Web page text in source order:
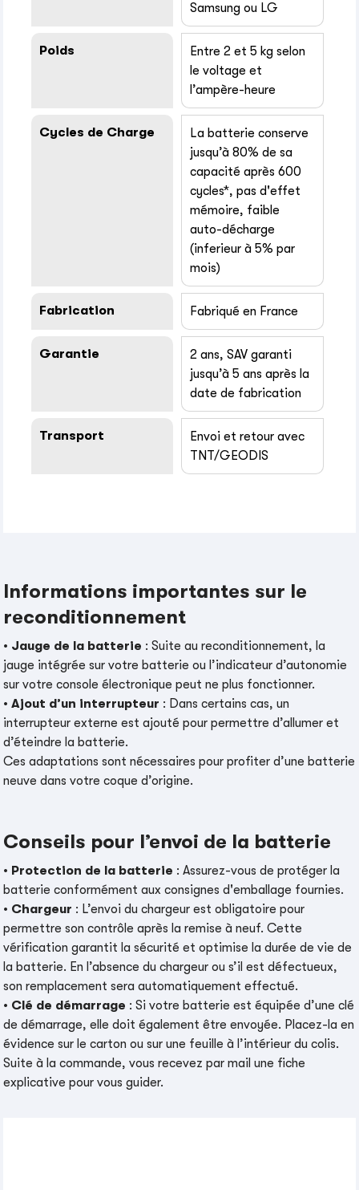
Samsung ou LG
Poids
Entre 2 et 5 kg selon
le voltage et
l’ampère-heure
Cycles de Charge
La batterie conserve
jusqu’à 80% de sa
capacité après 600
cycles*, pas d'effet
mémoire, faible
auto-décharge
(inferieur à 5% par
mois)
Fabrication Fabriqué en France
Garantie
2 ans, SAV garanti
jusqu’à 5 ans après la
date de fabrication
Transport
Envoi et retour avec
TNT/GEODIS
Informations importantes sur le
reconditionnement
• Jauge de la batterie : Suite au reconditionnement, la
jauge intégrée sur votre batterie ou l’indicateur d’autonomie
sur votre console électronique peut ne plus fonctionner.
•Ajout d’un interrupteur : Dans certains cas, un
interrupteur externe est ajouté pour permettre d’allumer et
d’éteindre la batterie.
Ces adaptations sont nécessaires pour profiter d’une batterie
neuve dans votre coque d’origine.
Conseils pour l’envoi de la batterie
• Protection de la batterie : Assurez-vous de protéger la
batterie conformément aux consignes d'emballage fournies.
• Chargeur : L’envoi du chargeur est obligatoire pour
permettre son contrôle après la remise à neuf. Cette
vérification garantit la sécurité et optimise la durée de vie de
la batterie. En l’absence du chargeur ou s’il est défectueux,
son remplacement sera automatiquement effectué.
• Clé de démarrage : Si votre batterie est équipée d’une clé
de démarrage, elle doit également être envoyée. Placez-la en
évidence sur le carton ou sur une feuille à l’intérieur du colis.
Suite à la commande, vous recevez par mail une fiche
explicative pour vous guider.